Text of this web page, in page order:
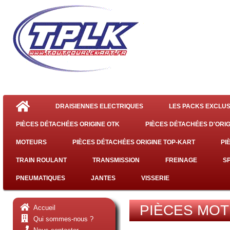
DRAISIENNES ELECTRIQUES LES PACKS
PIÈCES DÉTACHÉES ORIGINE OTK PIÈCES DÉTACHÉES
MOTEURS PIÈCES DÉTACHÉES ORIGINE TOP-KART
TRAIN ROULANT TRANSMISSION FREINAGE
PNEUMATIQUES JANTES VISSERIE
Accueil
Qui sommes-nous ?
PIÈCES